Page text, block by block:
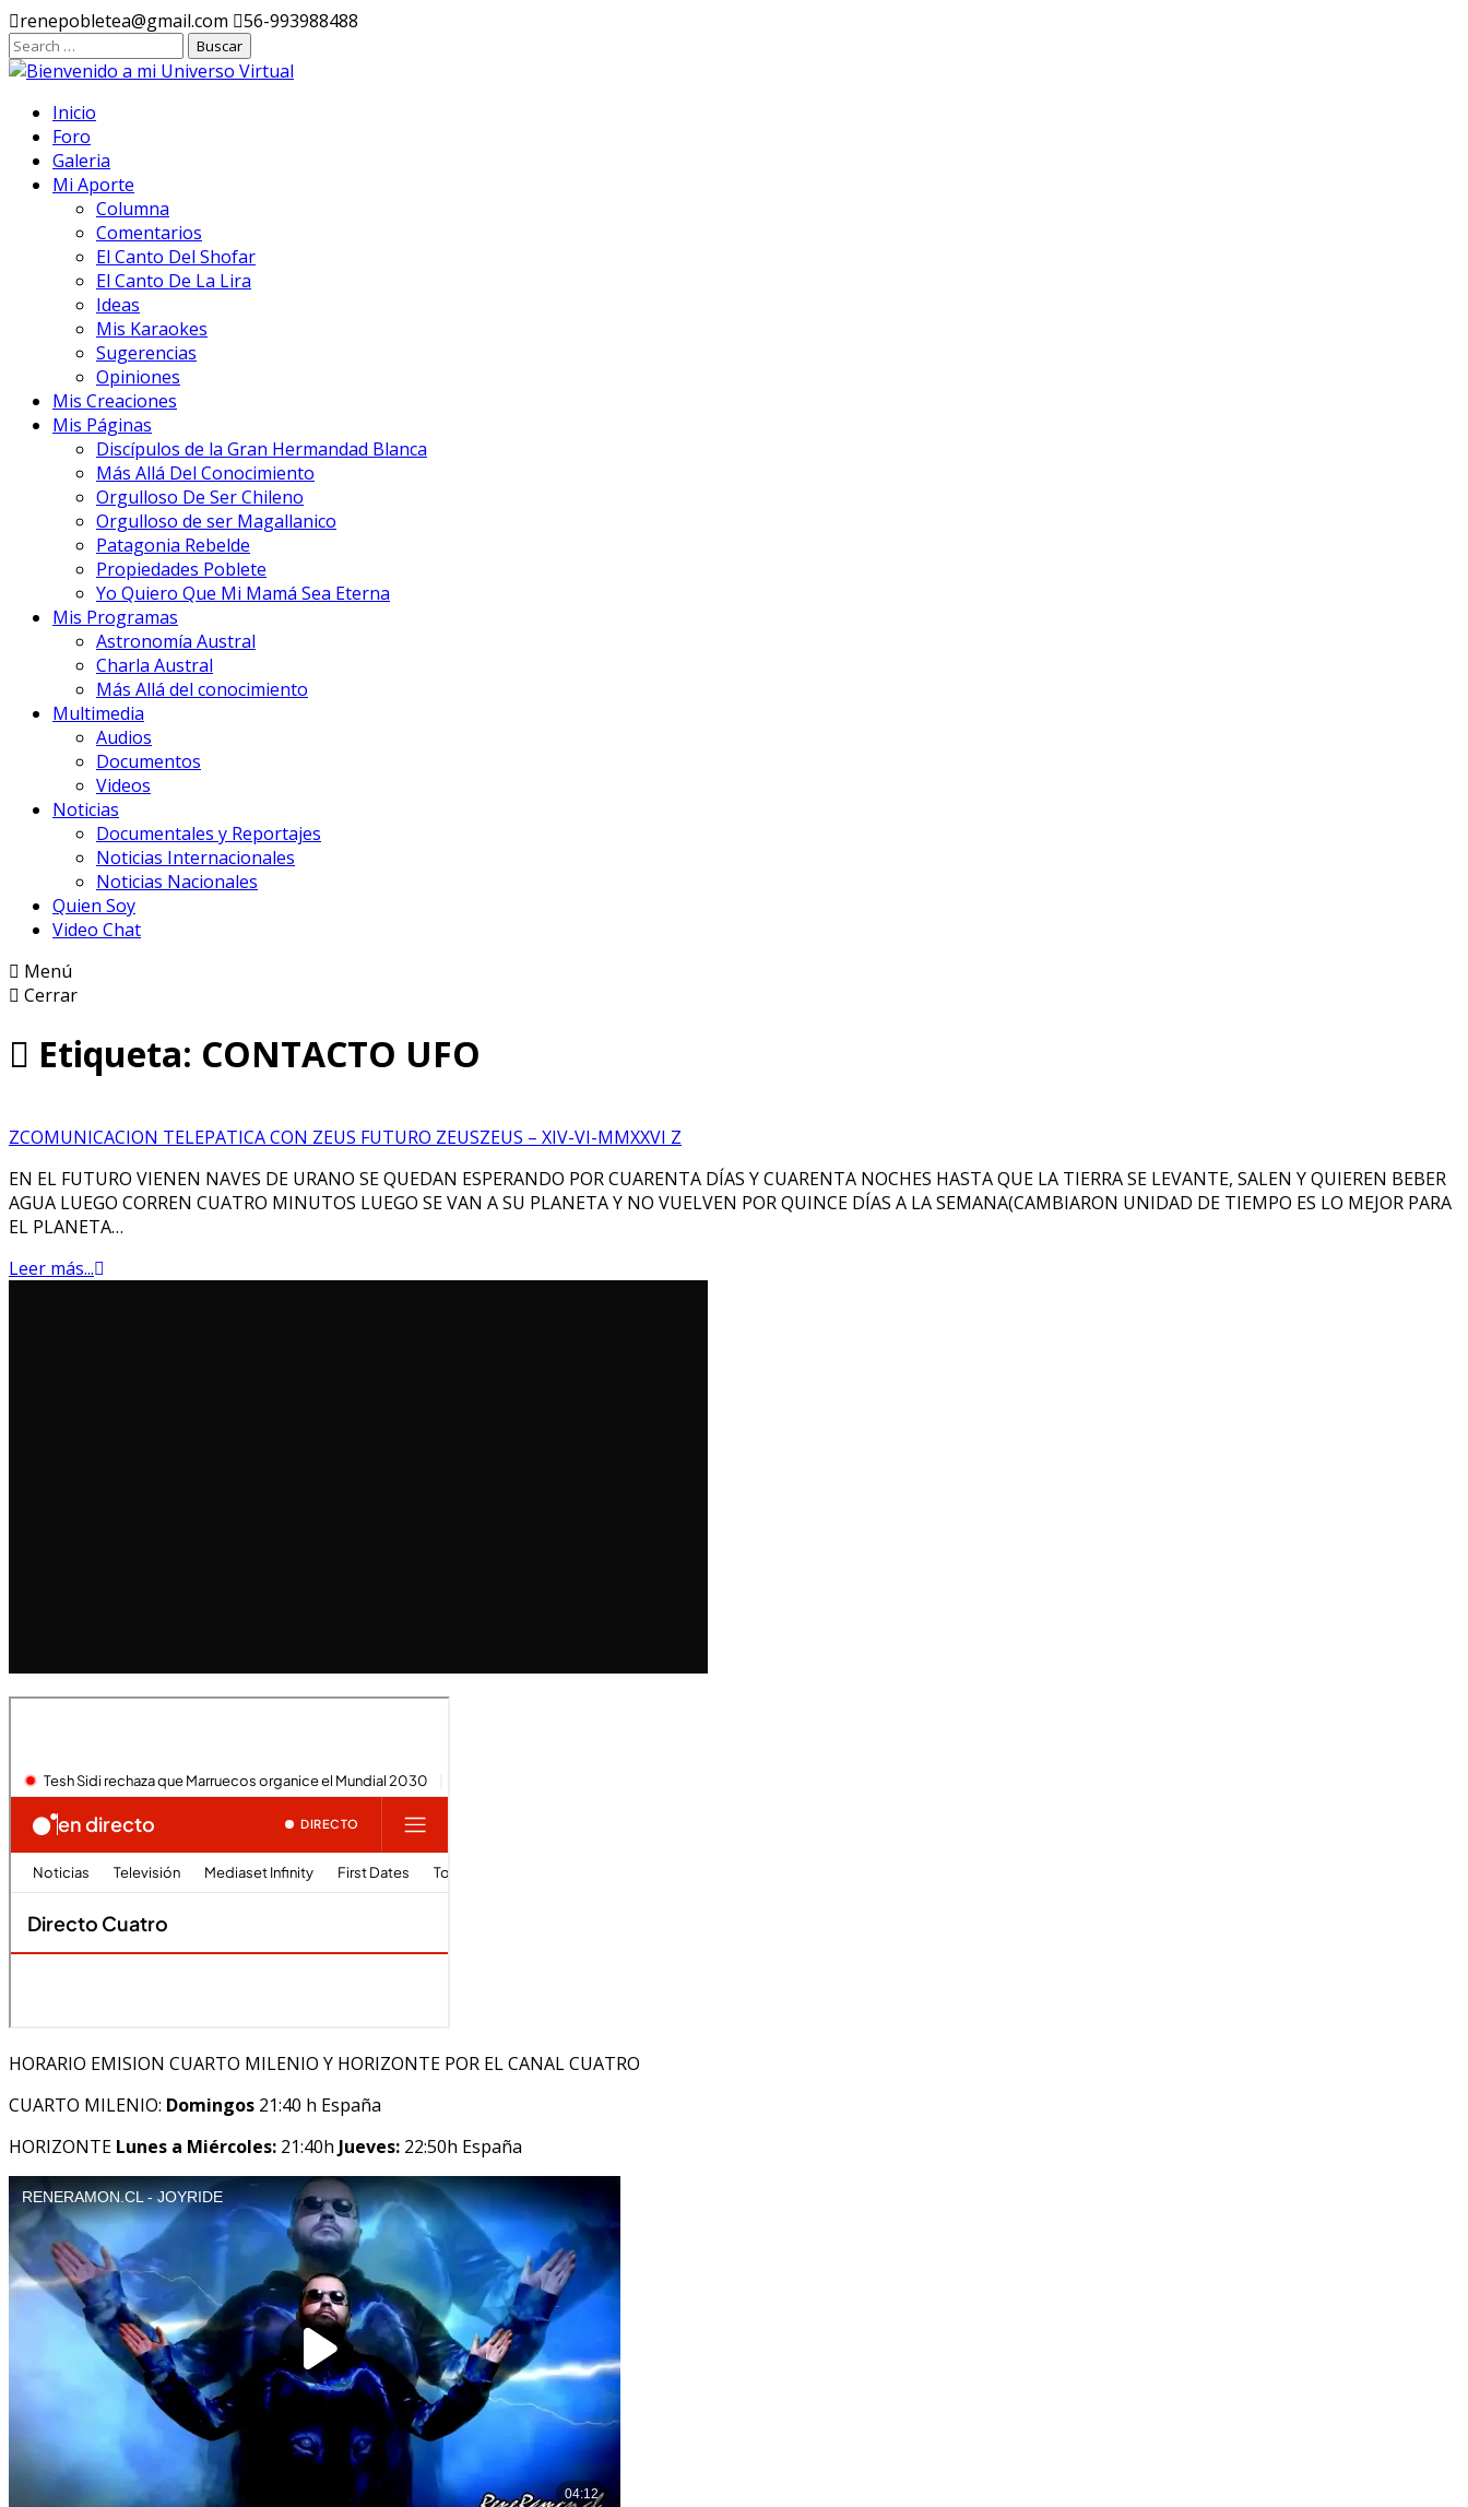
Ir
al
contenido
renepobletea@gmail.com 56-993988488
Inicio
Foro
Galeria
Mi Aporte
Columna
Comentarios
El Canto Del Shofar
El Canto De La Lira
Ideas
Mis Karaokes
Sugerencias
Opiniones
Mis Creaciones
Mis Páginas
Discípulos de la Gran Hermandad Blanca
Más Allá Del Conocimiento
Orgulloso De Ser Chileno
Orgulloso de ser Magallanico
Patagonia Rebelde
Propiedades Poblete
Yo Quiero Que Mi Mamá Sea Eterna
Mis Programas
Astronomía Austral
Charla Austral
Más Allá del conocimiento
Multimedia
Audios
Documentos
Videos
Noticias
Documentales y Reportajes
Noticias Internacionales
Noticias Nacionales
Quien Soy
Video Chat
Menú
Cerrar
Etiqueta: CONTACTO UFO
ZCOMUNICACION TELEPATICA CON ZEUS FUTURO ZEUSZEUS – XIV-VI-MMXXVI Z
EN EL FUTURO VIENEN NAVES DE URANO SE QUEDAN ESPERANDO POR CUARENTA DÍAS Y CUARENTA NOCHES HASTA QUE LA TIERRA SE LEVANTE, SALEN Y QUIEREN BEBER
AGUA LUEGO CORREN CUATRO MINUTOS LUEGO SE VAN A SU PLANETA Y NO VUELVEN POR QUINCE DÍAS A LA SEMANA(CAMBIARON UNIDAD DE TIEMPO ES LO MEJOR PARA
EL PLANETA…
Leer más...
HORARIO EMISION CUARTO MILENIO Y HORIZONTE POR EL CANAL CUATRO
CUARTO MILENIO: Domingos 21:40 h España
HORIZONTE Lunes a Miércoles: 21:40h Jueves: 22:50h España